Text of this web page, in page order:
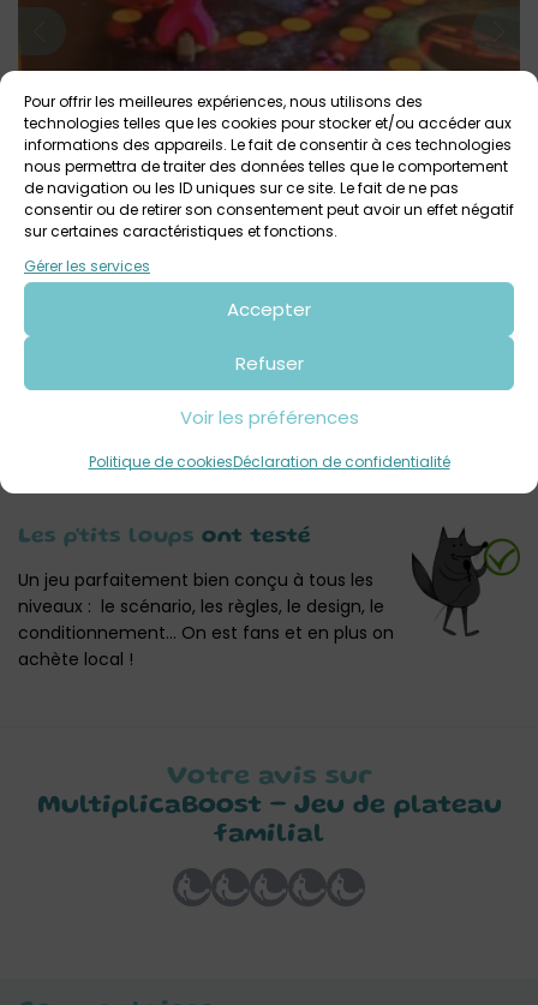
Pour offrir les meilleures expériences, nous utilisons des
technologies telles que les cookies pour stocker et/ou accéder aux
informations des appareils. Le fait de consentir à ces technologies
nous permettra de traiter des données telles que le comportement
de navigation ou les ID uniques sur ce site. Le fait de ne pas
consentir ou de retirer son consentement peut avoir un effet négatif
sur certaines caractéristiques et fonctions.
Gérer les services
Accepter
Refuser
Voir les préférences
Politique de cookiesDéclaration de confidentialité
On a testé MultiplicaBoost, jeu de plateau
familial
Notre
«
stylés. J’aimais bien les bonus et malus du
jeu. Et en plus quand on joue on rigole
beaucoup et on passe un bon moment en
Les p'tits loups ont testé
Un jeu parfaitement bien conçu à tous les
niveaux : le scénario, les règles, le design, le
conditionnement… On est fans et en plus on
achète local !
Votre avis sur
MultiplicaBoost – Jeu de plateau
familial